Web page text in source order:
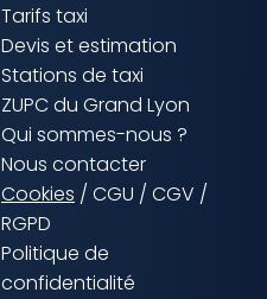
Tarifs taxi
Devis et estimation
Stations de taxi
ZUPC du Grand Lyon
Qui sommes-nous ?
Nous contacter
Cookies / CGU / CGV /
RGPD
Politique de
confidentialité